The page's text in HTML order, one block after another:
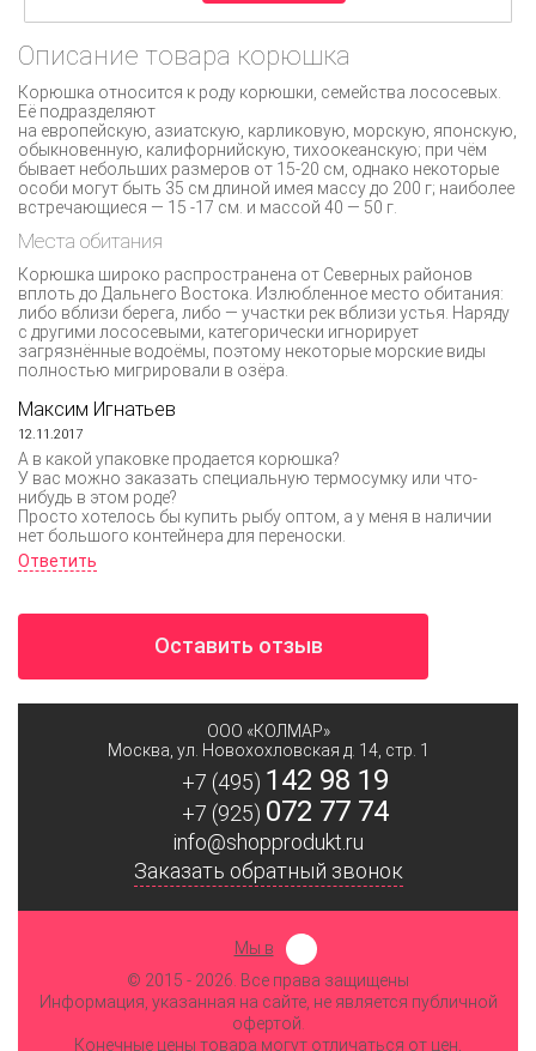
Описание товара корюшка
Корюшка относится к роду корюшки, семейства лососевых.
Её подразделяют
на европейскую, азиатскую, карликовую, морскую, японскую,
обыкновенную, калифорнийскую, тихоокеанскую; при чём
бывает небольших размеров от 15-20 см, однако некоторые
особи могут быть 35 см длиной имея массу до 200 г; наиболее
встречающиеся — 15 -17 см. и массой 40 — 50 г.
Места обитания
Корюшка широко распространена от Северных районов
вплоть до Дальнего Востока. Излюбленное место обитания:
либо вблизи берега, либо — участки рек вблизи устья. Наряду
с другими лососевыми, категорически игнорирует
загрязнённые водоёмы, поэтому некоторые морские виды
полностью мигрировали в озёра.
Максим Игнатьев
12.11.2017
А в какой упаковке продается корюшка?
У вас можно заказать специальную термосумку или что-
нибудь в этом роде?
Просто хотелось бы купить рыбу оптом, а у меня в наличии
нет большого контейнера для переноски.
Ответить
Оставить отзыв
ООО «КОЛМАР»
Москва, ул. Новохохловская д. 14, стр. 1
+7 (495) 142 98 19
+7 (925) 072 77 74
info@shopprodukt.ru
Заказать обратный звонок
Мы в
© 2015 - 2026. Все права защищены
Информация, указанная на сайте, не является публичной
офертой.
Конечные цены товара могут отличаться от цен,